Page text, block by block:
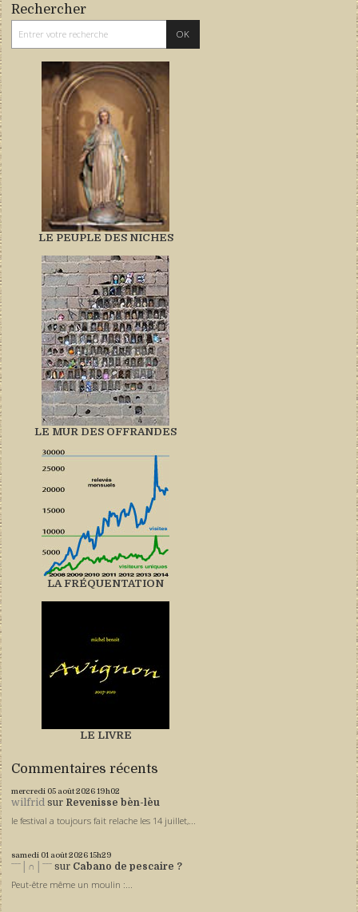
Rechercher
LE PEUPLE DES NICHES
LE MUR DES OFFRANDES
LA FRÉQUENTATION
LE LIVRE
Commentaires récents
mercredi 05 août 202619h02
wilfrid sur Revenisse bèn-lèu
le festival a toujours fait relache les 14 juillet,...
samedi 01 août 202615h29
ˉˉˉ│∩│ˉˉˉ sur Cabano de pescaire ?
Peut-être même un moulin :...